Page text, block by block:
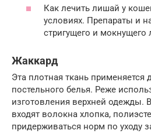
Как лечить лишай у
условиях. Препараты и
стригущего и мокнущего
Жаккард
Эта плотная ткань применяется
постельного белья. Реже
изготовления верхней одежды.
входят волокна хлопка,
придерживаться норм по уходу